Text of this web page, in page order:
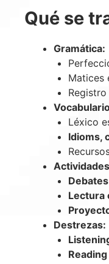
Qué se
Gramática:
Matices
Léxico
Idioms,
Lectura
Destrezas: